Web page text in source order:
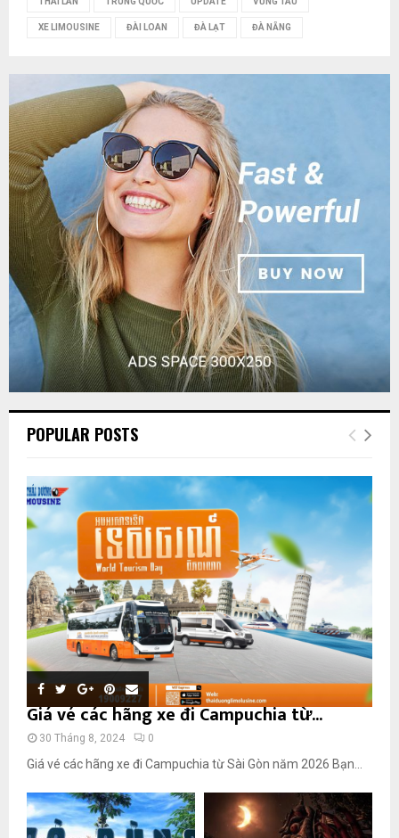
XE LIMOUSINE ĐÀI LOAN ĐÀ LẠT ĐÀ NẴNG
POPULAR POSTS
Giá vé các hãng xe đi Campuchia từ...
30 Tháng 8, 2024 0
Giá vé các hãng xe đi Campuchia từ Sài Gòn năm 2026 Bạn...